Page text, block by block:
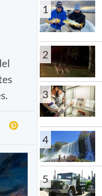
1
2
3
4
5